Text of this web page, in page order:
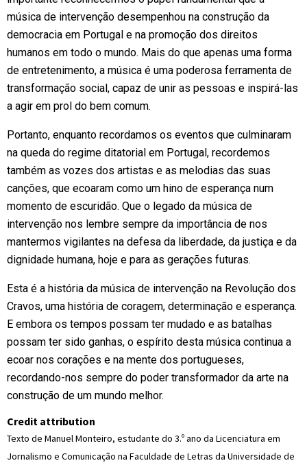
música de intervenção desempenhou na construção da
democracia em Portugal e na promoção dos direitos
humanos em todo o mundo. Mais do que apenas uma forma
de entretenimento, a música é uma poderosa ferramenta de
transformação social, capaz de unir as pessoas e inspirá-las
a agir em prol do bem comum.
Portanto, enquanto recordamos os eventos que culminaram
na queda do regime ditatorial em Portugal, recordemos
também as vozes dos artistas e as melodias das suas
canções, que ecoaram como um hino de esperança num
momento de escuridão. Que o legado da música de
intervenção nos lembre sempre da importância de nos
mantermos vigilantes na defesa da liberdade, da justiça e da
dignidade humana, hoje e para as gerações futuras.
Esta é a história da música de intervenção na Revolução dos
Cravos, uma história de coragem, determinação e esperança.
E embora os tempos possam ter mudado e as batalhas
possam ter sido ganhas, o espírito desta música continua a
ecoar nos corações e na mente dos portugueses,
recordando-nos sempre do poder transformador da arte na
construção de um mundo melhor.
Credit attribution
Texto de Manuel Monteiro, estudante do 3.º ano da Licenciatura em
Jornalismo e Comunicação na Faculdade de Letras da Universidade de